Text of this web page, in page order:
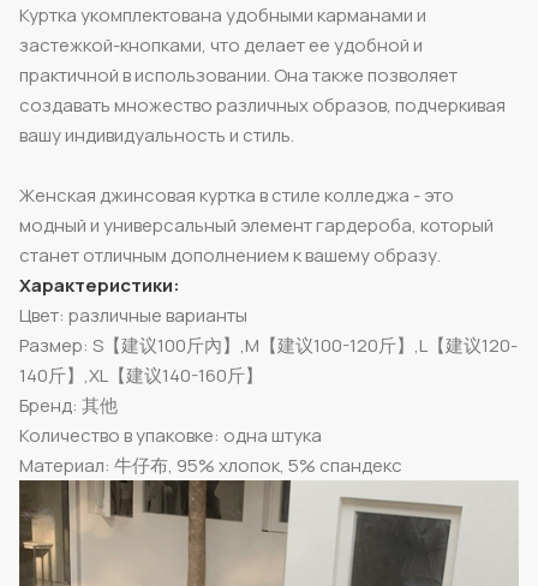
Куртка укомплектована удобными карманами и
застежкой-кнопками, что делает ее удобной и
практичной в использовании. Она также позволяет
создавать множество различных образов, подчеркивая
вашу индивидуальность и стиль.
Женская джинсовая куртка в стиле колледжа - это
модный и универсальный элемент гардероба, который
станет отличным дополнением к вашему образу.
Характеристики:
Цвет: различные варианты
Размер: S【建议100斤內】,M【建议100-120斤】,L【建议120-
140斤】,XL【建议140-160斤】
Бренд: 其他
Количество в упаковке: одна штука
Материал: 牛仔布, 95% хлопок, 5% спандекс